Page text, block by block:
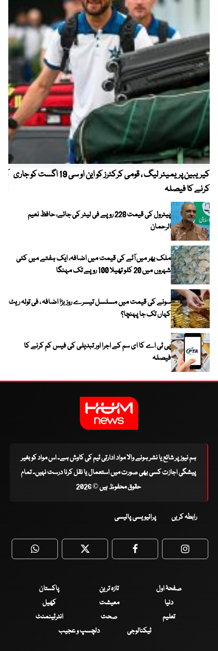
کیریبین پریمیئر لیگ ، قومی کرکٹرز کو این او سی 19 اگست کو جاری
کرنے کا فیصلہ
پیٹرول کی قیمت 228 روپے فی لیٹر کی جائے، حافظ نعیم
الرحمان
ملک بھر میں آٹے کی قیمت میں اضافہ، ایک ہفتے میں کئی
شہروں میں 20 کلو تھیلا 100 روپے تک مہنگا
سونے کی قیمت میں مسلسل تیسرے روز بڑا اضافہ ، فی تولہ ریٹ
کہاں تک جا پہنچا؟
پی ٹی اے کا ای سم کے اجرا اور تبدیلی کی فیس کم کرنے کا
فیصلہ
ہم نیوز پر شائع یا نشر ہونے والا مواد ادارتی ٹیم کی کاوش ہے۔ اس مواد کو بغیر
پیشگی اجازت کسی بھی صورت میں استعمال یا نقل کرنا درست نہیں۔ تمام
حقوق محفوظ ہیں © 2026
رابطہ کریں پرائیویسی پالیسی
WhatsApp Twitter Facebook
صفحۂ اول تازہ ترین
پاکستان
دنیا
معیشت
کھیل
تعلیم
صحت
انٹرٹینمنٹ
ٹیکنالوجی
دلچسپ و عجیب